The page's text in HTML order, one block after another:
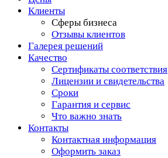
Клиенты
Сферы бизнеса
Отзывы клиентов
Галерея решений
Качество
Сертификаты соответствия
Лицензии и свидетельства
Сроки
Гарантия и сервис
Что важно знать
Контакты
Контактная информация
Оформить заказ